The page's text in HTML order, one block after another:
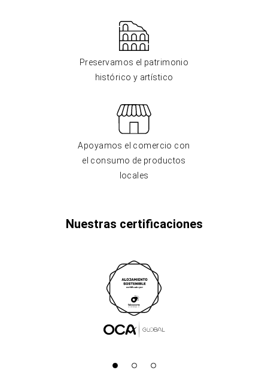
Preservamos el patrimonio
histórico y artístico
Apoyamos el comercio con
el consumo de productos
locales
Nuestras certificaciones